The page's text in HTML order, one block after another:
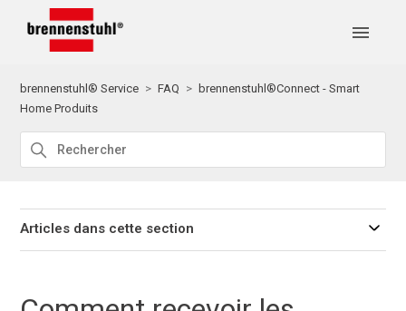
brennenstuhl® Service FAQ
brennenstuhl®Connect - Smart
Home Produits
Articles dans cette section